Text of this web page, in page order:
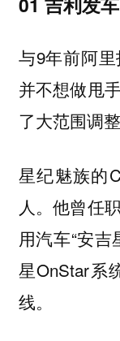
与9年前阿
并不想做甩
了大范围调整
星纪魅族的
人。他曾任
用汽车“安
星OnStar系
线。